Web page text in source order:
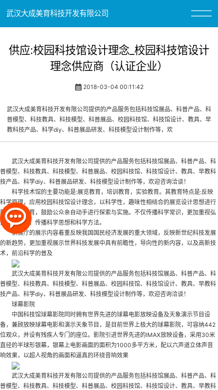
武汉大成美育科技开发有限公司
供应:校园科技馆设计理念_校园科技馆设计
理念供应商（认证企业）
2018-03-04 00:11:42
武汉大成美育科技开发有限公司提供的产品服务包括科技馆展品、科普产品、科
普模型、科技教具、科技模型、科普展品、校园科技馆、科技馆设计、教具、早
教科技产品、科学diy、科普展品研发、科技模型设计制作等，欢
武汉大成美育科技开发有限公司提供的产品服务包括科技馆展品、科普产品、科
普模型、科技教具、科技模型、科普展品、 校园科技馆、科技馆设计、教具、早教科
技产品、科学diy、科普展品研发、科技模型设计制作等，欢迎咨询洽谈！
科学技术馆的主要功能是:展览教育，培训教育，实验教育。其教育特点是:反映
科学原理，应用校园科技馆设计理念，以科学性，趣味性相结合的展览设计思想进行
新型社会教育，鼓励公众亲自动手进行探索与实施。不仅传播科学常识，更加重视弘
扬科学精神，传播科学思想和科学方法。
新展厅的展示内容着重反映我国国民经济发展的重大领域，反映新世纪科技发展
的新趋势，更加重视展示世界科技发展中具有前瞻性，导向性的新内容，以及高新技
术，前沿科学的普及
武汉大成美育科技开发有限公司提供的产品服务包括科技馆展品、科普产品、科
普模型、科技教具、科技模型、科普展品、校园科技馆、科技馆设计、教具、早教科
技产品、科学diy、科普展品研发、科技模型设计制作等，欢迎咨询洽谈！
球幕影院
中国科技馆球幕影院同时拥有世界先进的球幕电影放映设备及天象演示节目设
备，兼顾放映球幕电影和演示天象节目，是目前世界上极大的球幕影院，可容纳442
位观众，并设有残疾人专门的座位。影院引进世界先进的IMAX放映设备，采用30米
直径的半球形银幕，银幕上电影画面的面积为1000多平方米，配以六声道立体声音
响效果，以超人视角的画面和逼真的环绕音响效果
武汉大成美育科技开发有限公司提供的产品服务包括科技馆展品、科普产品、科
普模型、科技教具、科技模型、科普展品、校园科技馆、科技馆设计、教具、早教科